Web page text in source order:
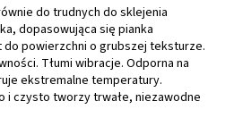
do trudnych do sklejenia
dopasowująca się pianka
powierzchni o grubszej teksturze.
Tłumi wibracje. Odporna na
ekstremalne temperatury.
i czysto tworzy trwałe, niezawodne